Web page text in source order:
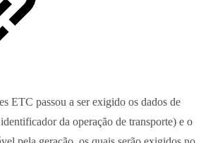
ETC passou a ser exigido os dados de
da operação de transporte) e o